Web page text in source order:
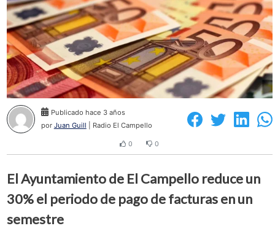
Publicado hace 3 años
por Juan Guill | Radio El Campello
0 0
El Ayuntamiento de El Campello reduce un
30% el periodo de pago de facturas en un
semestre